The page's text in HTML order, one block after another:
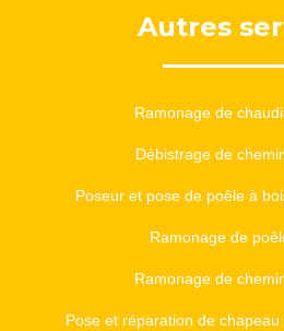
Autres
Ramonage de
Débistrage de
Poseur et pose de poêle à
Ramonage de
Ramonage de
Pose et réparation de